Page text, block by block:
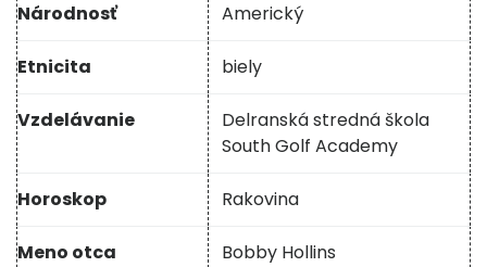
Národnosť Americký
Etnicita biely
Vzdelávanie
Delranská stredná škola
South Golf Academy
Horoskop Rakovina
Meno otca Bobby Hollins